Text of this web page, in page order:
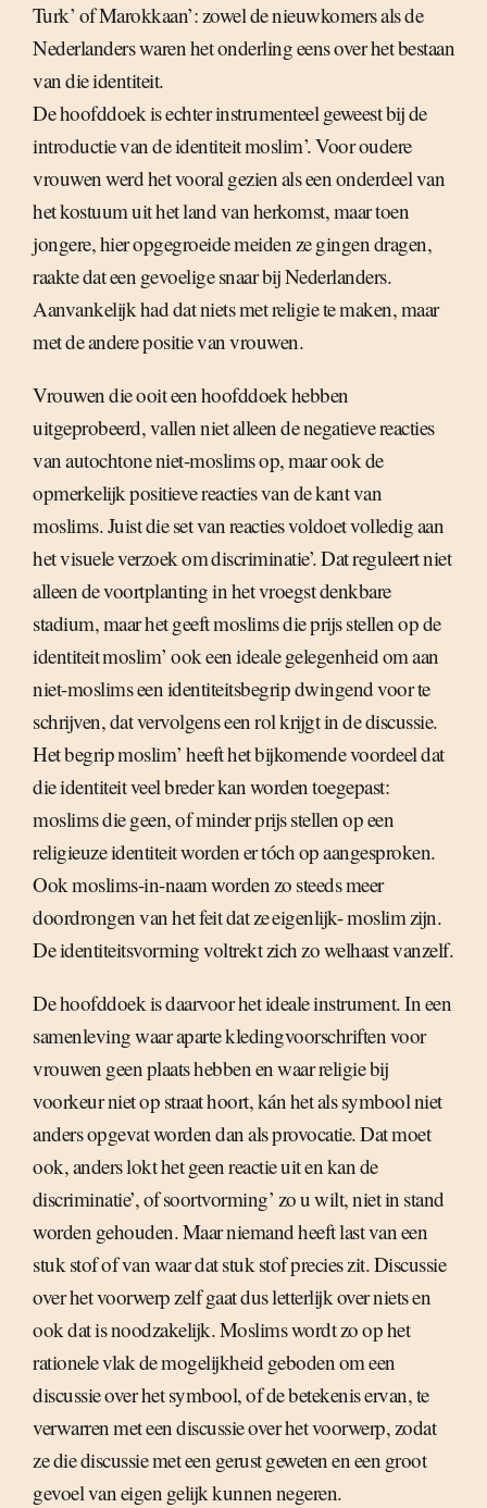
Turk’ of Marokkaan’: zowel de nieuwkomers als de
Nederlanders waren het onderling eens over het bestaan
van die identiteit.
De hoofddoek is echter instrumenteel geweest bij de
introductie van de identiteit moslim’. Voor oudere
vrouwen werd het vooral gezien als een onderdeel van
het kostuum uit het land van herkomst, maar toen
jongere, hier opgegroeide meiden ze gingen dragen,
raakte dat een gevoelige snaar bij Nederlanders.
Aanvankelijk had dat niets met religie te maken, maar
met de andere positie van vrouwen.
Vrouwen die ooit een hoofddoek hebben
uitgeprobeerd, vallen niet alleen de negatieve reacties
van autochtone niet-moslims op, maar ook de
opmerkelijk positieve reacties van de kant van
moslims. Juist die set van reacties voldoet volledig aan
het visuele verzoek om discriminatie’. Dat reguleert niet
alleen de voortplanting in het vroegst denkbare
stadium, maar het geeft moslims die prijs stellen op de
identiteit moslim’ ook een ideale gelegenheid om aan
niet-moslims een identiteitsbegrip dwingend voor te
schrijven, dat vervolgens een rol krijgt in de discussie.
Het begrip moslim’ heeft het bijkomende voordeel dat
die identiteit veel breder kan worden toegepast:
moslims die geen, of minder prijs stellen op een
religieuze identiteit worden er tóch op aangesproken.
Ook moslims-in-naam worden zo steeds meer
doordrongen van het feit dat ze eigenlijk- moslim zijn.
De identiteitsvorming voltrekt zich zo welhaast vanzelf.
De hoofddoek is daarvoor het ideale instrument. In een
samenleving waar aparte kledingvoorschriften voor
vrouwen geen plaats hebben en waar religie bij
voorkeur niet op straat hoort, kán het als symbool niet
anders opgevat worden dan als provocatie. Dat moet
ook, anders lokt het geen reactie uit en kan de
discriminatie’, of soortvorming’ zo u wilt, niet in stand
worden gehouden. Maar niemand heeft last van een
stuk stof of van waar dat stuk stof precies zit. Discussie
over het voorwerp zelf gaat dus letterlijk over niets en
ook dat is noodzakelijk. Moslims wordt zo op het
rationele vlak de mogelijkheid geboden om een
discussie over het symbool, of de betekenis ervan, te
verwarren met een discussie over het voorwerp, zodat
ze die discussie met een gerust geweten en een groot
gevoel van eigen gelijk kunnen negeren.